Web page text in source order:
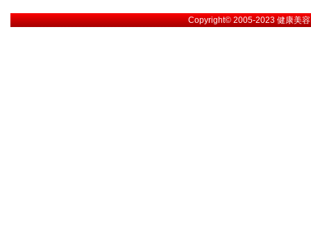
Copyright© 2005-2023健康美